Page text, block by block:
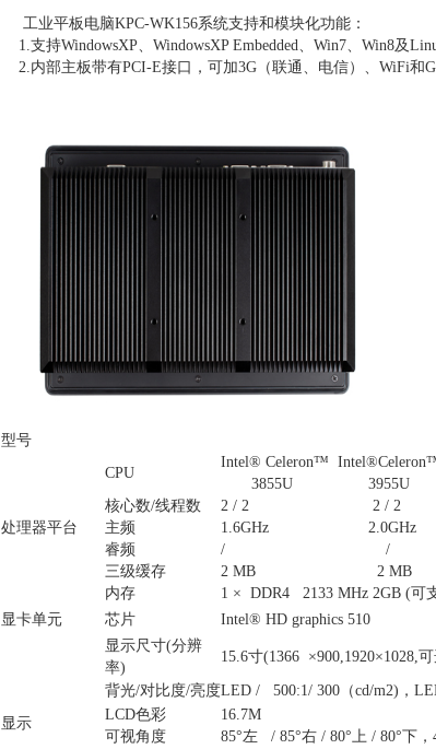
工业平板电脑KPC-WK156系统支持和模块化功能：
1.支持WindowsXP、WindowsXP Embedded、Win7、Win8及
2.内部主板带有PCI-E接口，可加3G（联通、电信）、WiFi和
型号 KPC-
处理器平台
CPU
Intel® Celeron™
3855U
3955U
核心数/线程数
2 / 2 2 / 2
主频
1.6GHz 2.0GHz
睿频
/ /
三级缓存
2 MB 2 MB
内存
1 × DDR4 2133 MHz 2GB (可
显卡单元
芯片 Intel® HD graphics 510
显示
显示尺寸(分辨
率)
15.6寸(1366 ×900,1920×1028,
背光/对比度/亮度LED / 500:1/ 300（cd/m2)，
LCD色彩
16.7M
可视角度
85°左 / 85°右 / 80°上 / 80°下